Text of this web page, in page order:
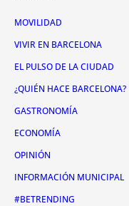
MOVILIDAD
VIVIR EN BARCELONA
EL PULSO DE LA CIUDAD
¿QUIÉN HACE BARCELONA?
GASTRONOMÍA
ECONOMÍA
OPINIÓN
INFORMACIÓN MUNICIPAL
#BETRENDING